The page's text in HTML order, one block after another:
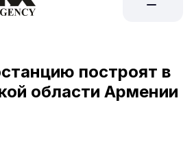
построят в
области Армении